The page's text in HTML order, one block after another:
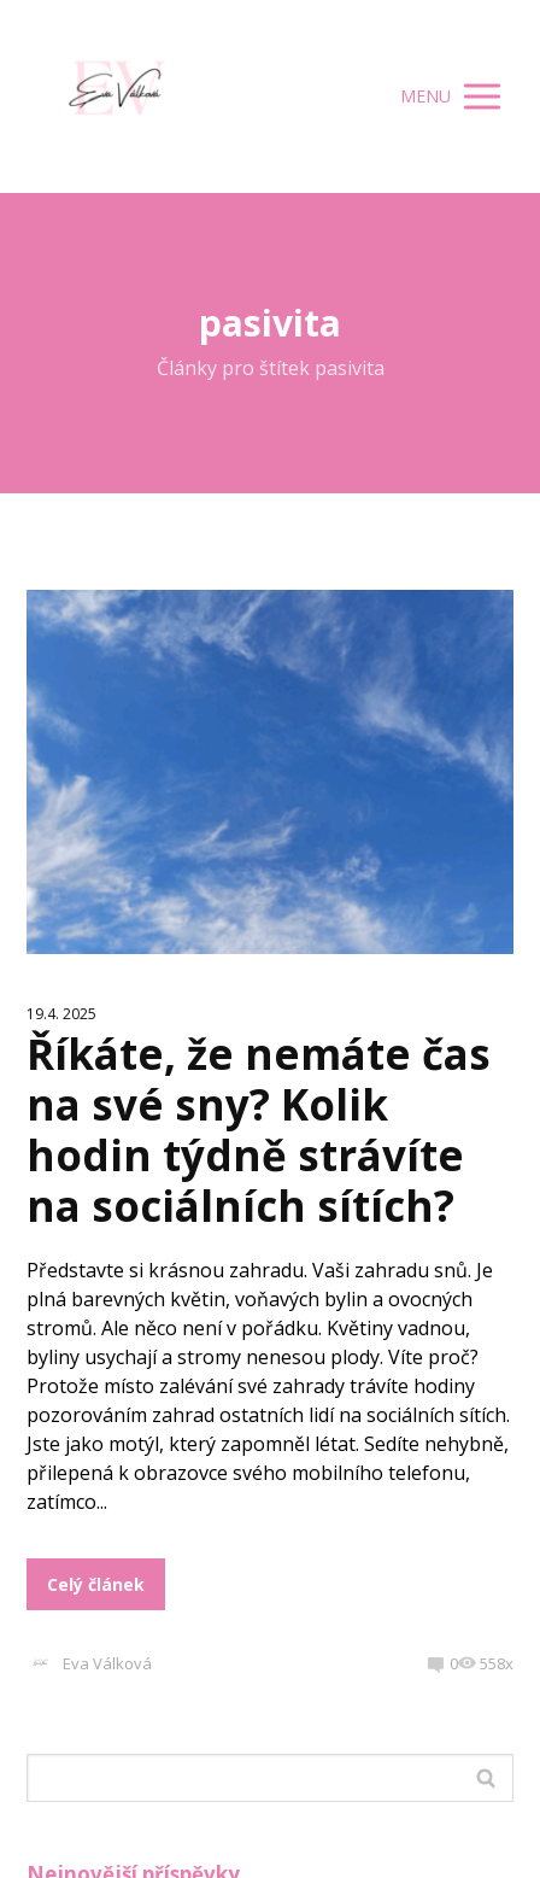
MENU
pasivita
Články pro štítek pasivita
19.4. 2025
Říkáte, že nemáte čas
na své sny? Kolik
hodin týdně strávíte
na sociálních sítích?
Představte si krásnou zahradu. Vaši zahradu snů. Je
plná barevných květin, voňavých bylin a ovocných
stromů. Ale něco není v pořádku. Květiny vadnou,
byliny usychají a stromy nenesou plody. Víte proč?
Protože místo zalévání své zahrady trávíte hodiny
pozorováním zahrad ostatních lidí na sociálních sítích.
Jste jako motýl, který zapomněl létat. Sedíte nehybně,
přilepená k obrazovce svého mobilního telefonu,
zatímco...
Celý článek
Eva Válková 0 558x